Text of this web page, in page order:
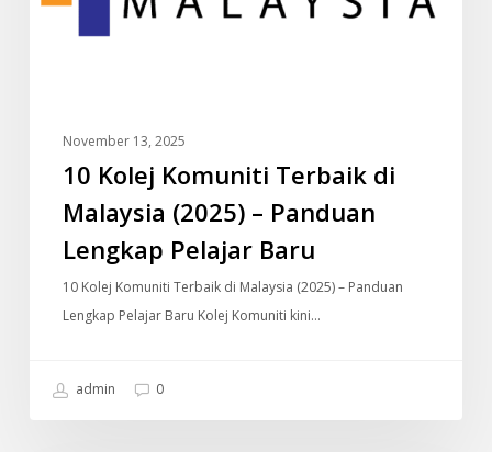
Panduan
November 13, 2025
10 Kolej Komuniti Terbaik di
Malaysia (2025) – Panduan
Lengkap Pelajar Baru
10 Kolej Komuniti Terbaik di Malaysia (2025) – Panduan
Lengkap Pelajar Baru Kolej Komuniti kini…
admin 0